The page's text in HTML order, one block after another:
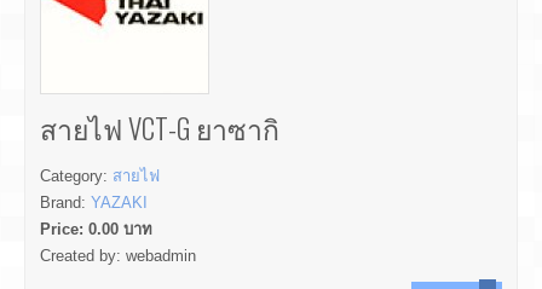
สายไฟ VCT-G ยาซากิ
Category: สายไฟ
Brand: YAZAKI
Price: 0.00 บาท
Created by: webadmin